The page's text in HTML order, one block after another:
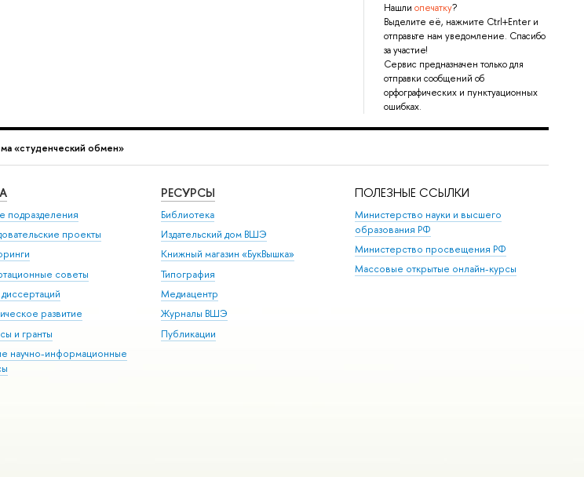
Нашли опечатку?
Выделите её, нажмите Ctrl+Enter и
отправьте нам уведомление. Спасибо
за участие!
Сервис предназначен только для
отправки сообщений об
орфографических и пунктуационных
ошибках.
«студенческий обмен»
подразделения
проекты
советы
развитие
и гранты
научно-информационные
РЕСУРСЫ
Библиотека
Издательский дом ВШЭ
Книжный магазин «БукВышка»
Типография
Медиацентр
Журналы ВШЭ
Публикации
ПОЛЕЗНЫЕ ССЫЛКИ
Министерство науки и высшего
образования РФ
Министерство просвещения РФ
Массовые открытые онлайн-курсы